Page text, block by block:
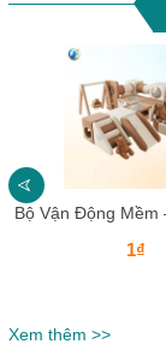
1₫
Xem thêm >>